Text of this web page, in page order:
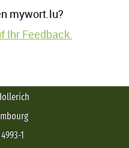
mywort.lu?
Ihr Feedback.
1